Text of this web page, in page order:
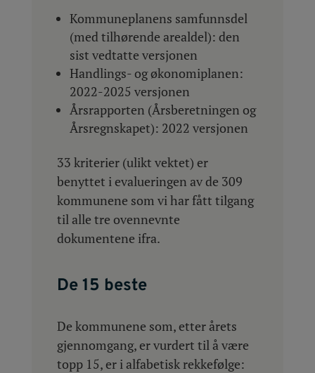
Kommuneplanens samfunnsdel
(med tilhørende arealdel): den
sist vedtatte versjonen
Handlings- og økonomiplanen:
2022-2025 versjonen
Årsrapporten (Årsberetningen og
Årsregnskapet): 2022 versjonen
33 kriterier (ulikt vektet) er
benyttet i evalueringen av de 309
kommunene som vi har fått tilgang
til alle tre ovennevnte
dokumentene ifra.
De 15 beste
De kommunene som, etter årets
gjennomgang, er vurdert til å være
topp 15, er i alfabetisk rekkefølge: